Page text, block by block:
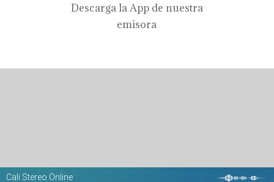
Descarga la App de nuestra
emisora